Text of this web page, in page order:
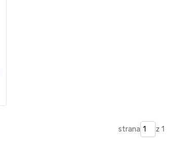
strana z 1